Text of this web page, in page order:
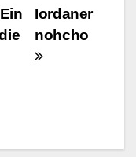
Iordaner
nohcho